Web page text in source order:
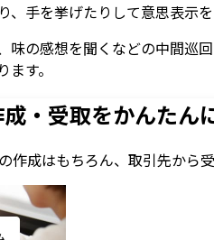
、手を挙げたりして意思表示
味の感想を聞くなどの中間巡
す。
・ 受取をかんたん
作成はもちろん、 取引先から